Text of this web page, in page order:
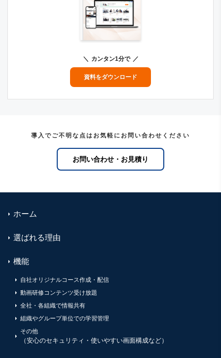
カンタン1分で
資料をダウンロード
導入でご不明な点はお気軽にお問い合わせください
お問い合わせ・お見積り
ホーム
選ばれる理由
機能
自社オリジナルコース作成・配信
動画研修コンテンツ受け放題
全社・各組織で情報共有
組織やグループ単位での学習管理
その他
（安心のセキュリティ・使いやすい画面構成など）